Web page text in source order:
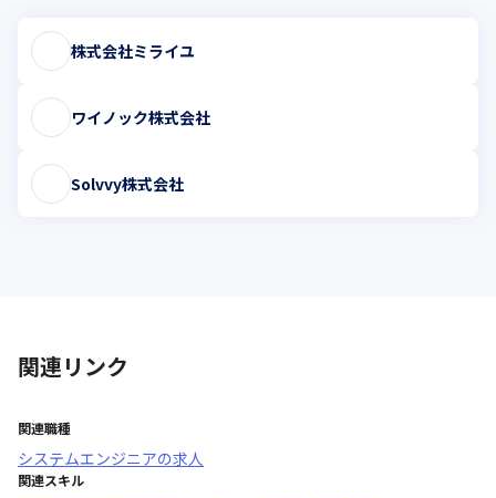
株式会社ミライユ
ワイノック株式会社
Solvvy株式会社
関連リンク
関連職種
システムエンジニアの求人
関連スキル